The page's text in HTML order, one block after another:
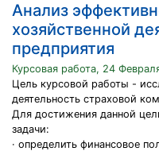
Анализ
хозяйственной
предприятия
Курсовая работа, 24
Цель курсовой работы -
деятельность страховой
Для достижения данной
задачи:
· определить финансовое